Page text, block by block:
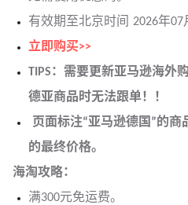
有效期至北京时间 2026年07
立即购买>>
TIPS：需要更新亚马逊海外
德亚商品时无法跟单！！
页面标注“亚马逊德国”的
的最终价格。
海淘攻略：
满300元免运费。